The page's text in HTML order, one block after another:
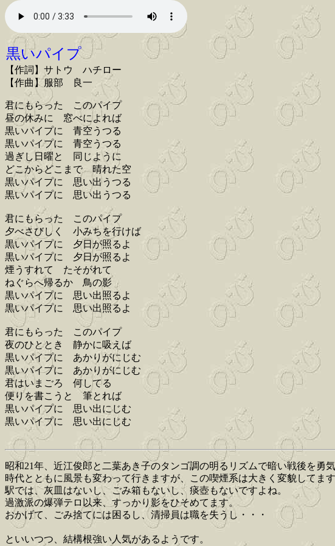
黒いパイプ
【作詞】サトウ ハチロー
【作曲】服部 良一
君にもらった このパイプ
昼の休みに 窓べによれば
黒いパイプに 青空うつる
黒いパイプに 青空うつる
過ぎし日曜と 同じように
どこからどこまで 晴れた空
黒いパイプに 思い出うつる
黒いパイプに 思い出うつる
君にもらった このパイプ
夕べさびしく 小みちを行けば
黒いパイプに 夕日が照るよ
黒いパイプに 夕日が照るよ
煙うすれて たそがれて
ねぐらへ帰るか 鳥の影
黒いパイプに 思い出照るよ
黒いパイプに 思い出照るよ
君にもらった このパイプ
夜のひととき 静かに吸えば
黒いパイプに あかりがにじむ
黒いパイプに あかりがにじむ
君はいまごろ 何してる
便りを書こうと 筆とれば
黒いパイプに 思い出にじむ
黒いパイプに 思い出にじむ
昭和21年、近江俊郎と二葉あき子のタンゴ調の明るリズムで暗い戦後を勇
時代とともに風景も変わって行きますが、この喫煙系は大きく変貌してま
駅では、灰皿はないし、ごみ箱もないし、痰壺もないですよね。
過激派の爆弾テロ以来、すっかり影をひそめてます。
おかげて、ごみ捨てには困るし、清掃員は職を失うし・・・
といいつつ、結構根強い人気があるようです。